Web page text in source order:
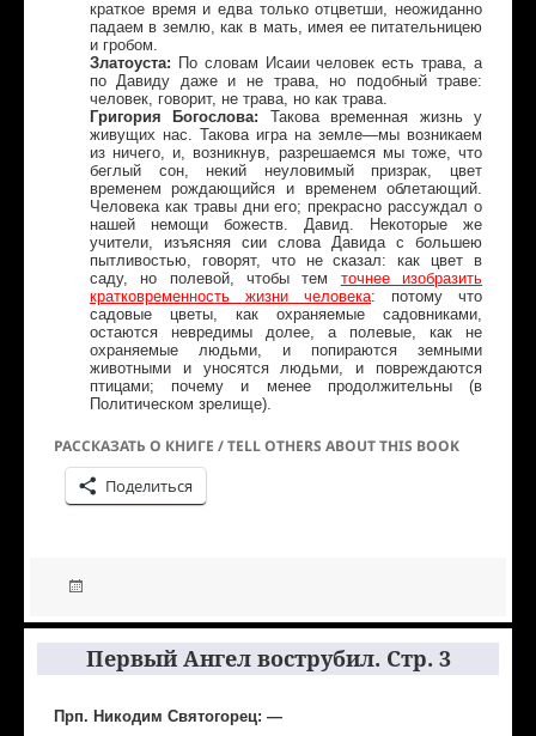
краткое время и едва только отцветши, неожиданно
падаем в землю, как в мать, имея ее питательницею
и гробом.
Златоуста: По словам Исаии человек есть трава, а
по Давиду даже и не трава, но подобный траве:
человек, говорит, не трава, но как трава.
Григория Богослова: Такова временная жизнь у
живущих нас. Такова игра на земле—мы возникаем
из ничего, и, возникнув, разрешаемся мы тоже, что
беглый сон, некий неуловимый призрак, цвет
временем рождающийся и временем облетающий.
Человека как травы дни его; прекрасно рассуждал о
нашей немощи божеств. Давид. Некоторые же
учители, изъясняя сии слова Давида с большею
пытливостью, говорят, что не сказал: как цвет в
саду, но полевой, чтобы тем точнее изобразить
кратковременность жизни человека: потому что
садовые цветы, как охраняемые садовниками,
остаются невредимы долее, а полевые, как не
охраняемые людьми, и попираются земными
животными и уносятся людьми, и повреждаются
птицами; почему и менее продолжительны (в
Политическом зрелище).
РАССКАЗАТЬ О КНИГЕ / TELL OTHERS ABOUT THIS BOOK
Поделиться
Первый Ангел вострубил. Стр. 3
Прп. Никодим Святогорец: —